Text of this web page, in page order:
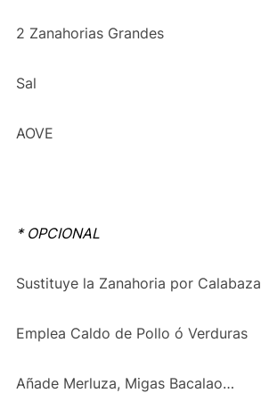
2 Zanahorias Grandes
Sal
AOVE
* OPCIONAL
Sustituye la Zanahoria por Calabaza
Emplea Caldo de Pollo ó Verduras
Añade Merluza, Migas Bacalao…